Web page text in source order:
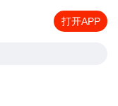
打开APP